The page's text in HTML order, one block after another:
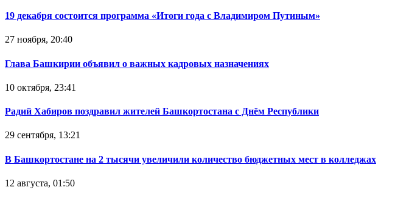
19 декабря состоится программа «Итоги года с Владимиром Путиным»
27 ноября, 20:40
Глава Башкирии объявил о важных кадровых назначениях
10 октября, 23:41
Радий Хабиров поздравил жителей Башкортостана с Днём Республики
29 сентября, 13:21
В Башкортостане на 2 тысячи увеличили количество бюджетных мест в колледжах
12 августа, 01:50